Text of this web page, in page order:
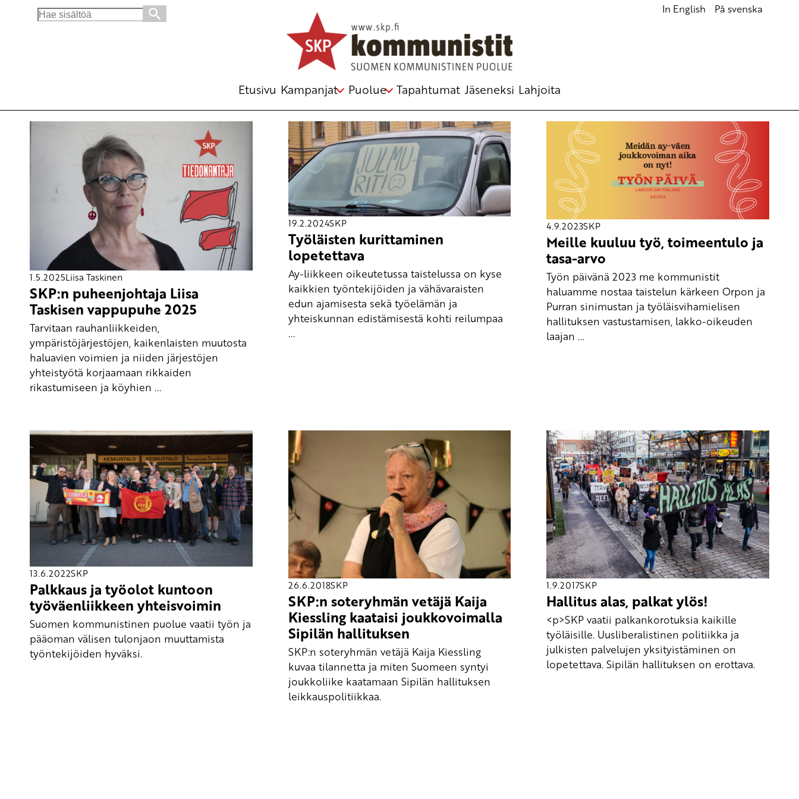
Search
In English På svenska
Etusivu Kampanjat Puolue Tapahtumat Jäseneksi Lahjoita
Avainsana
joukkovoima
1.5.2025Liisa Taskinen
SKP:n puheenjohtaja Liisa
Taskisen vappupuhe 2025
Tarvitaan rauhanliikkeiden,
ympäristöjärjestöjen, kaikenlaisten muutosta
haluavien voimien ja niiden järjestöjen
yhteistyötä korjaamaan rikkaiden
rikastumiseen ja köyhien ...
19.2.2024SKP
Työläisten kurittaminen
lopetettava
Ay-liikkeen oikeutetussa taistelussa on kyse
kaikkien työntekijöiden ja vähävaraisten
edun ajamisesta sekä työelämän ja
yhteiskunnan edistämisestä kohti reilumpaa
...
4.9.2023SKP
Meille kuuluu työ, toimeentulo ja
tasa-arvo
Työn päivänä 2023 me kommunistit
haluamme nostaa taistelun kärkeen Orpon ja
Purran sinimustan ja työläisvihamielisen
hallituksen vastustamisen, lakko-oikeuden
laajan ...
13.6.2022SKP
Palkkaus ja työolot kuntoon
työväenliikkeen yhteisvoimin
Suomen kommunistinen puolue vaatii työn ja
pääoman välisen tulonjaon muuttamista
työntekijöiden hyväksi.
26.6.2018SKP
SKP:n soteryhmän vetäjä Kaija
Kiessling kaataisi joukkovoimalla
Sipilän hallituksen
SKP:n soteryhmän vetäjä Kaija Kiessling
kuvaa tilannetta ja miten Suomeen syntyi
joukkoliike kaatamaan Sipilän hallituksen
leikkauspolitiikkaa.
1.9.2017SKP
Hallitus alas, palkat ylös!
<p>SKP vaatii palkankorotuksia kaikille
työläisille. Uusliberalistinen politiikka ja
julkisten palvelujen yksityistäminen on
lopetettava. Sipilän hallituksen on erottava.